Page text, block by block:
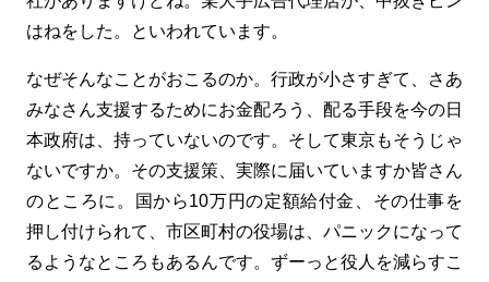
はねをした。といわれています。
なぜそんなことがおこるのか。行政が小さすぎて、さあ
みなさん支援するためにお金配ろう、配る手段を今の日
本政府は、持っていないのです。そして東京もそうじゃ
ないですか。その支援策、実際に届いていますか皆さん
のところに。国から10万円の定額給付金、その仕事を
押し付けられて、市区町村の役場は、パニックになって
るようなところもあるんです。ずーっと役人を減らすこ